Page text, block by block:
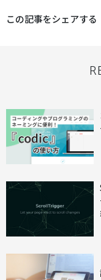
この記事をシェアする